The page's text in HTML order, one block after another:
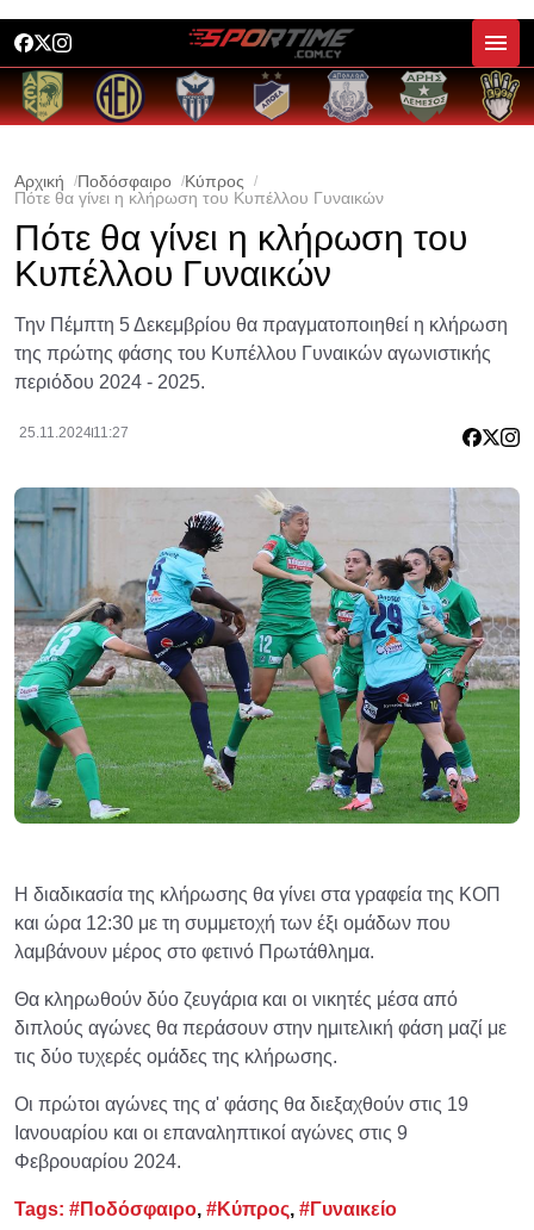
Αρχική Ποδόσφαιρο
Κύπρος
Πότε θα γίνει η κλήρωση του Κυπέλλου Γυναικών
Πότε θα γίνει η κλήρωση του
Κυπέλλου Γυναικών
Την Πέμπτη 5 Δεκεμβρίου θα πραγματοποιηθεί η κλήρωση
της πρώτης φάσης του Κυπέλλου Γυναικών αγωνιστικής
περιόδου 2024 - 2025.
25.11.202411:27
Η διαδικασία της κλήρωσης θα γίνει στα γραφεία της ΚΟΠ
και ώρα 12:30 με τη συμμετοχή των έξι ομάδων που
λαμβάνουν μέρος στο φετινό Πρωτάθλημα.
Θα κληρωθούν δύο ζευγάρια και οι νικητές μέσα από
διπλούς αγώνες θα περάσουν στην ημιτελική φάση μαζί με
τις δύο τυχερές ομάδες της κλήρωσης.
Οι πρώτοι αγώνες της α' φάσης θα διεξαχθούν στις 19
Ιανουαρίου και οι επαναληπτικοί αγώνες στις 9
Φεβρουαρίου 2024.
Tags: #Ποδόσφαιρο, #Κύπρος, #Γυναικείο